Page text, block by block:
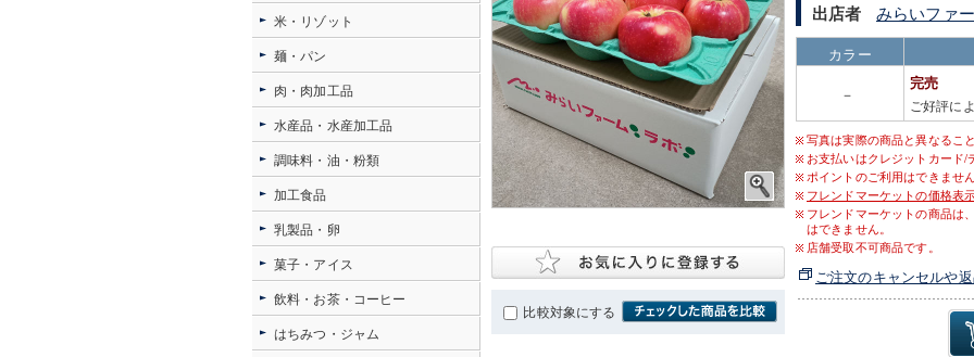
比較対象にする
出店者 みらいファ
カラー
－
完売
ご好評に
写真は実際の商品と異なるこ
お支払いはクレジットカード/
ポイントのご利用はできません
フレンドマーケットの価格表
フレンドマーケットの商品は
はできません。
店舗受取不可商品です。
ご注文のキャンセルや
米・リゾット
麺・パン
肉・肉加工品
水産品・水産加工品
調味料・油・粉類
加工食品
乳製品・卵
菓子・アイス
飲料・お茶・コーヒー
はちみつ・ジャム